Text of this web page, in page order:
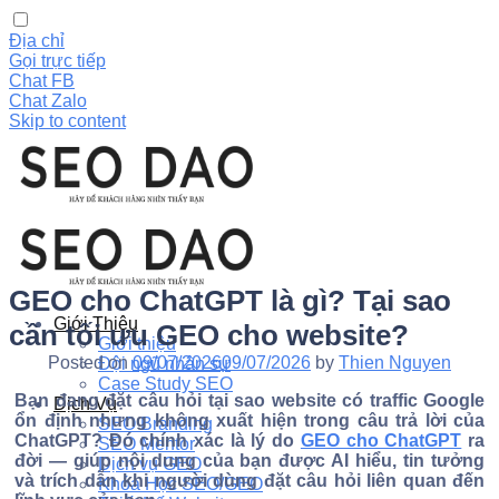
Địa chỉ
Gọi trực tiếp
Chat FB
Chat Zalo
Skip to content
Giới Thiệu
Giới thiệu
Đội ngũ nhân sự
Case Study SEO
Dịch Vụ
SEO Branding
SEO Mentor
Dịch vụ GEO
Khóa Học SEO/GEO
GEO cho ChatGPT là gì? Tại sao
cần tối ưu GEO cho website?
Posted on09/07/202609/07/2026 by Thien Nguyen
Bạn đang đặt câu hỏi tại sao website có traffic Google
ổn định nhưng không xuất hiện trong câu trả lời của
ChatGPT? Đó chính xác là lý do GEO cho ChatGPT ra
đời — giúp nội dung của bạn được AI hiểu, tin tưởng
và trích dẫn khi người dùng đặt câu hỏi liên quan đến